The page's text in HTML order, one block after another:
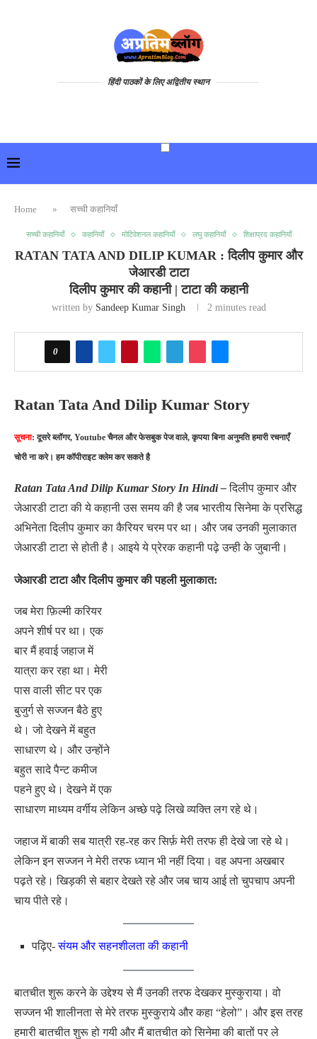
हिंदी पाठकों के लिए अद्वितीय स्थान
Home » सच्ची कहानियाँ
सच्ची कहानियाँ कहानियाँ मोटिवेशनल कहानियाँ लघु कहानियाँ शिक्षाप्रद कहानियाँ
RATAN TATA AND DILIP KUMAR : दिलीप कुमार और
जेआरडी टाटा
दिलीप कुमार की कहानी | टाटा की कहानी
written by Sandeep Kumar Singh 2 minutes read
0
Ratan Tata And Dilip Kumar Story
सूचना: दूसरे ब्लॉगर, Youtube चैनल और फेसबुक पेज वाले, कृपया बिना अनुमति हमारी रचनाएँ
चोरी ना करे। हम कॉपीराइट क्लेम कर सकते है
Ratan Tata And Dilip Kumar Story In Hindi –दिलीप कुमार और
जेआरडी टाटा की ये कहानी उस समय की है जब भारतीय सिनेमा के प्रसिद्ध
अभिनेता दिलीप कुमार का कैरियर चरम पर था। और जब उनकी मुलाकात
जेआरडी टाटा से होती है। आइये ये प्रेरक कहानी पढ़े उन्ही के जुबानी।
जेआरडी टाटा और दिलीप कुमार की पहली मुलाकात:
जब मेरा फ़िल्मी करियर
अपने शीर्ष पर था। एक
बार मैं हवाई जहाज में
यात्रा कर रहा था। मेरी
पास वाली सीट पर एक
बुजुर्ग से सज्जन बैठे हुए
थे। जो देखने में बहुत
साधारण थे। और उन्होंने
बहुत सादे पैन्ट कमीज
पहने हुए थे। देखने में एक
साधारण माध्यम वर्गीय लेकिन अच्छे पढ़े लिखे व्यक्ति लग रहे थे।
जहाज में बाकी सब यात्री रह-रह कर सिर्फ़ मेरी तरफ ही देखे जा रहे थे।
लेकिन इन सज्जन ने मेरी तरफ ध्यान भी नहीं दिया। वह अपना अखबार
पढ़ते रहे। खिड़की से बहार देखते रहे और जब चाय आई तो चुपचाप अपनी
चाय पीते रहे।
पढ़िए-संयम और सहनशीलता की कहानी
बातचीत शुरू करने के उद्देश्य से मैं उनकी तरफ देखकर मुस्कुराया। वो
सज्जन भी शालीनता से मेरे तरफ मुस्कुराये और कहा “हेलो”। और इस तरह
हमारी बातचीत शुरू हो गयी और मैं बातचीत को सिनेमा की बातों पर ले